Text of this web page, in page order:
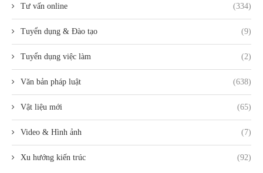
Tư vấn online (334)
Tuyển dụng & Đào tạo (9)
Tuyển dụng việc làm (2)
Văn bản pháp luật (638)
Vật liệu mới (65)
Video & Hình ảnh (7)
Xu hướng kiến trúc (92)